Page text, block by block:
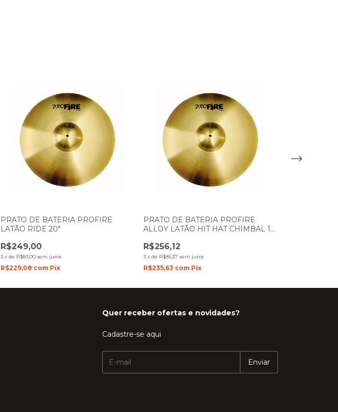
PRATO DE BATERIA PROFIRE
LATÃO RIDE 20"
R$249,00
3 x de R$83,00 sem juros
R$229,08 com Pix
PRATO DE BATERIA PROFIRE
ALLOY LATÃO HIT HAT CHIMBAL 14"
R$256,12
3 x de R$85,37 sem juros
R$235,63 com Pix
Quer receber ofertas e novidades?
Cadastre-se aqui